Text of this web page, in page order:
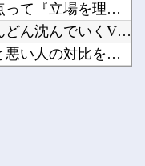
【発見】 発達っぽい奴の共通点って『立場を理解できない』だよ...
【にじさんじ】 時間経過でどんどん沈んでいくVTuber
【日向坂46】 運動神経良い人と悪い人の対比をご覧ください…